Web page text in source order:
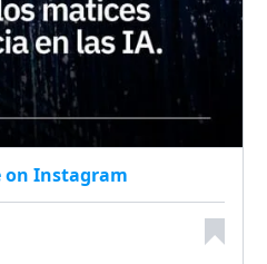
on Instagram